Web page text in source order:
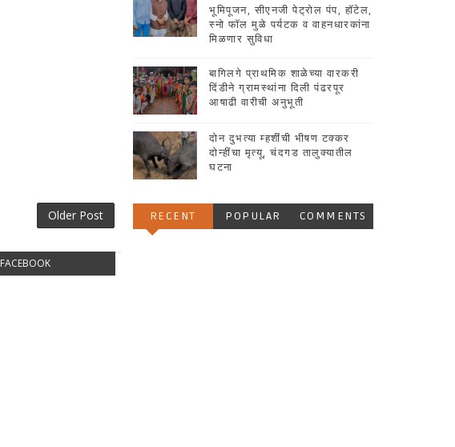
Older Post
FACEBOOK
भूमिपूजन, सीएनजी पेट्रोल पंप, हॉटेल,
स्नो फॉल मुळे पर्यटक व वाहनधारकांना
मिळणार सुविधा
बागिलगे प्राथमिक शाळेच्या वारकरी
दिंडीने ग्रामस्थांना दिली पंढरपूर
आषाढी वारीची अनुभूती
दोन दुभत्या म्हशींची भीषण टक्कर
दोन्हींचा मृत्यू, चंदगड तालुक्यातील
घटना
RECENT POPULAR COMMENTS